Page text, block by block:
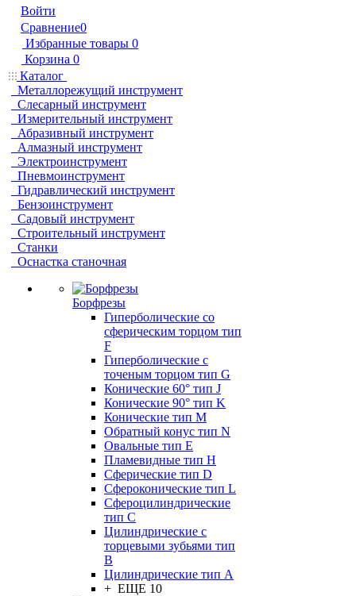
Войти
Сравнение0
Избранные товары 0
Корзина 0
Каталог
Металлорежущий инструмент
Слесарный инструмент
Измерительный инструмент
Абразивный инструмент
Алмазный инструмент
Электроинструмент
Пневмоинструмент
Гидравлический инструмент
Бензоинструмент
Садовый инструмент
Строительный инструмент
Станки
Оснастка станочная
Борфрезы
Гиперболические cо
сферическим торцом тип
F
Гиперболические с
точеным торцом тип G
Конические 60° тип J
Конические 90° тип K
Конические тип M
Обратный конус тип N
Овальные тип E
Пламевидные тип H
Сферические тип D
Сфероконические тип L
Сфероцилиндрические
тип C
Цилиндрические с
торцевыми зубьями тип
B
Цилиндрические тип А
+ ЕЩЕ 10